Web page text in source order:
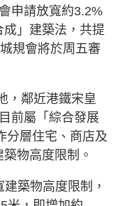
申請放寬約3.2%
」建築法，共提
規會將於周五審
，鄰近港鐵宋皇
前屬「綜合發展
分層住宅、商店及
物高度限制。
築物高度限制，